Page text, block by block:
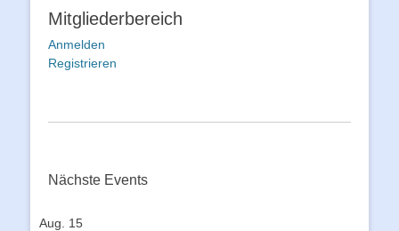
Mitgliederbereich
Anmelden
Registrieren
Nächste Events
Aug. 15